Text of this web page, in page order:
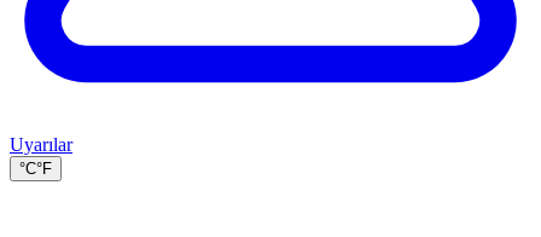
Uyarılar
°C°F